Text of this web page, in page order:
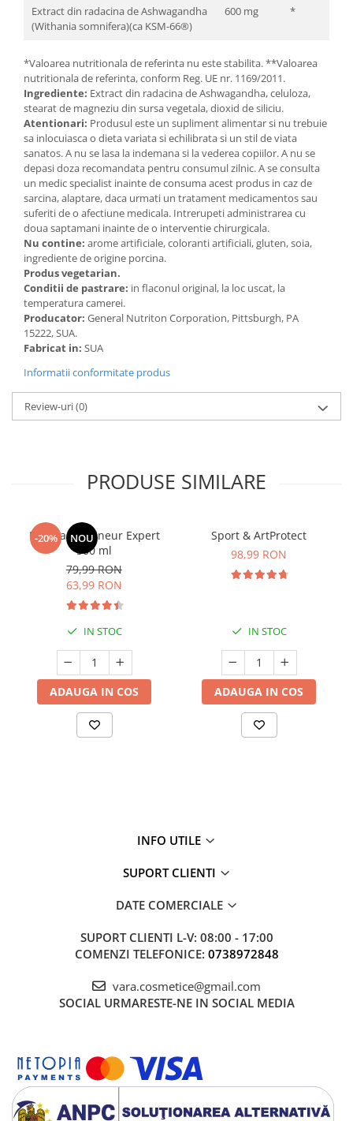
Extract din radacina de Ashwagandha
(Withania somnifera)(ca KSM-66®)
600 mg *
*Valoarea nutritionala de referinta nu este stabilita. **Valoarea
nutritionala de referinta, conform Reg. UE nr. 1169/2011.
Ingrediente: Extract din radacina de Ashwagandha, celuloza,
stearat de magneziu din sursa vegetala, dioxid de siliciu.
Atentionari: Produsul este un supliment alimentar si nu trebuie
sa inlocuiasca o dieta variata si echilibrata si un stil de viata
sanatos. A nu se lasa la indemana si la vederea copiilor. A nu se
depasi doza recomandata pentru consumul zilnic. A se consulta
un medic specialist inainte de consuma acest produs in caz de
sarcina, alaptare, daca urmati un tratament medicamentos sau
suferiti de o afectiune medicala. Intrerupeti administrarea cu
doua saptamani inainte de o interventie chirurgicala.
Nu contine: arome artificiale, coloranti artificiali, gluten, soia,
ingrediente de origine porcina.
Produs vegetarian.
Conditii de pastrare: in flaconul original, la loc uscat, la
temperatura camerei.
Producator: General Nutriton Corporation, Pittsburgh, PA
15222, SUA.
Fabricat in: SUA
Informatii conformitate produs
Review-uri(0)
PRODUSE SIMILARE
-20% NOU
Manhaē Draineur Expert
500 ml
79,99 RON
63,99 RON
IN STOC
ADAUGA IN COS
Sport & ArtProtect
98,99 RON
IN STOC
ADAUGA IN COS
INFO UTILE
SUPORT CLIENTI
DATE COMERCIALE
SUPORT CLIENTI L-V: 08:00 - 17:00
COMENZI TELEFONICE: 0738972848
vara.cosmetice@gmail.com
SOCIAL URMARESTE-NE IN SOCIAL MEDIA